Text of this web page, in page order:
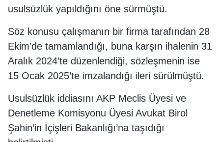
usulsüzlük yapıldığını öne sürmüştü.
Söz konusu çalışmanın bir firma tarafından 28
Ekim’de tamamlandığı, buna karşın ihalenin 31
Aralık 2024’te düzenlendiği, sözleşmenin ise
15 Ocak 2025’te imzalandığı ileri sürülmüştü.
Usulsüzlük iddiasını AKP Meclis Üyesi ve
Denetleme Komisyonu Üyesi Avukat Birol
Şahin’in İçişleri Bakanlığı’na taşıdığı